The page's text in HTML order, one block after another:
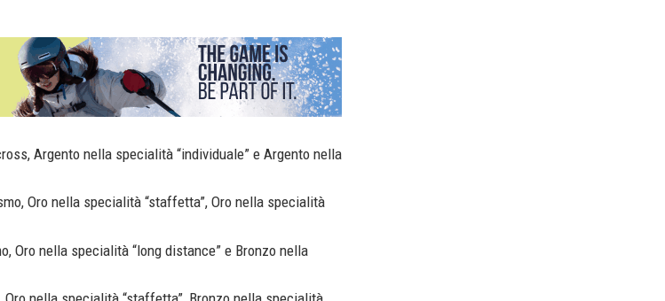
Argento nella specialità “individuale” e Argento nella
Oro nella specialità “staffetta”, Oro nella specialità
Oro nella specialità “long distance” e Bronzo nella